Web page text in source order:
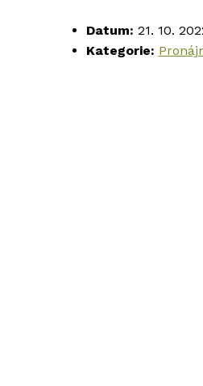
Datum: 21. 10.
Kategorie: